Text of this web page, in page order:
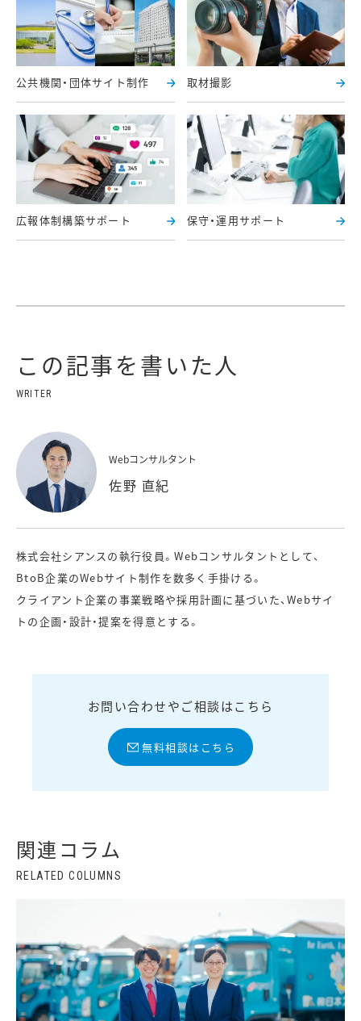
公共機関・団体サイト制作 取材撮影
広報体制構築サポート 保守・運用サポート
この記事を書いた人
Webコンサルタント
佐野 直紀
株式会社シアンスの執行役員。Webコンサルタントとして、
BtoB企業のWebサイト制作を数多く手掛ける。
クライアント企業の事業戦略や採用計画に基づいた、Webサイ
トの企画・設計・提案を得意とする。
お問い合わせやご相談はこちら
無料相談はこちら
関連コラム